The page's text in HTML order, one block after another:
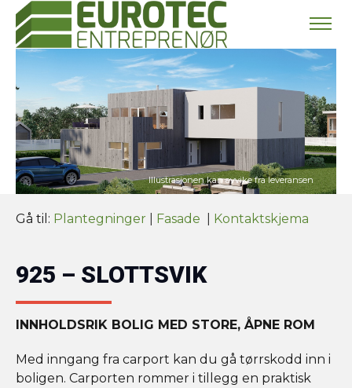
Gå til: Plantegninger Fasade Kontaktskjema
925 – SLOTTSVIK
INNHOLDSRIK BOLIG MED STORE, ÅPNE ROM
Med inngang fra carport kan du gå tørrskodd inn i
boligen. Carporten rommer i tillegg en praktisk